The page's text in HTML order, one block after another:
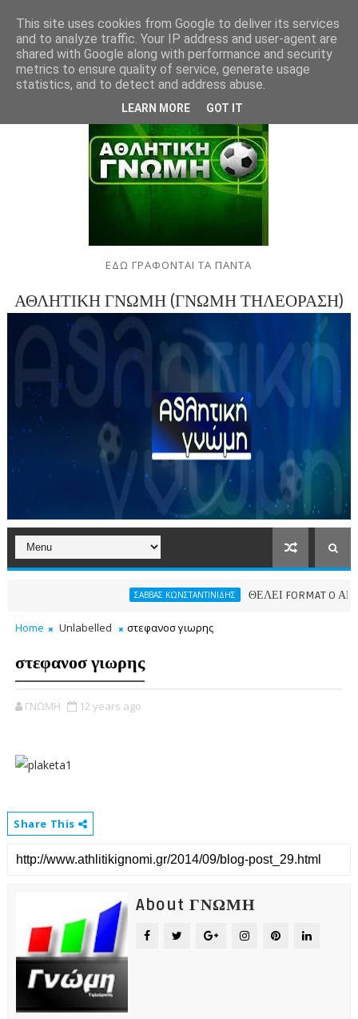
ΕΔΩ ΓΡΑΦΟΝΤΑΙ ΤΑ ΠΑΝΤΑ
ΑΘΛΗΤΙΚΗ ΓΝΩΜΗ (ΓΝΩΜΗ ΤΗΛΕΟΡΑΣΗ)
ΣΑΒΒΑΣ ΚΩΝΣΤΑΝΤΙΝΙΔΗΣ ΘΕΛΕΙ FORMAT O ΑΡΗΣ
Home Unlabelled στεφανοσ γιωρης
στεφανοσ γιωρης
ΓΝΩΜΗ 12 years ago
Share This
About ΓΝΩΜΗ
This site uses cookies from Google to deliver its services
and to analyze traffic. Your IP address and user-agent are
shared with Google along with performance and security
metrics to ensure quality of service, generate usage
statistics, and to detect and address abuse.
LEARN MORE GOT IT